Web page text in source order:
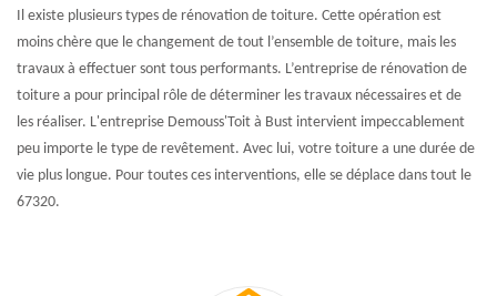
Il existe plusieurs types de rénovation de toiture. Cette opération est
moins chère que le changement de tout l’ensemble de toiture, mais les
travaux à effectuer sont tous performants. L’entreprise de rénovation de
toiture a pour principal rôle de déterminer les travaux nécessaires et de
les réaliser. L'entreprise Demouss'Toit à Bust intervient impeccablement
peu importe le type de revêtement. Avec lui, votre toiture a une durée de
vie plus longue. Pour toutes ces interventions, elle se déplace dans tout le
67320.